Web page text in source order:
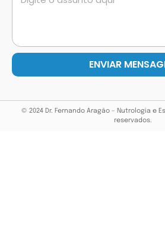
ENVIAR
© 2024 Dr. Fernando Aragão – Nutrologia e
reservados.